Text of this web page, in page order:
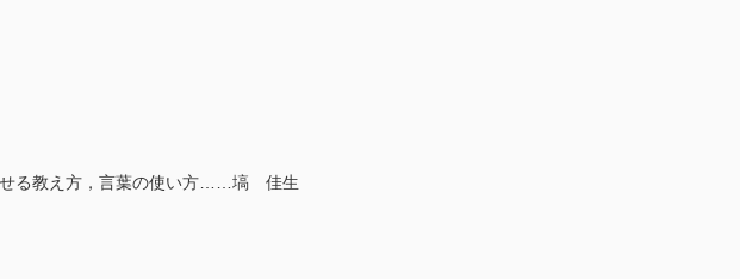
せる教え方，言葉の使い方……塙 佳生